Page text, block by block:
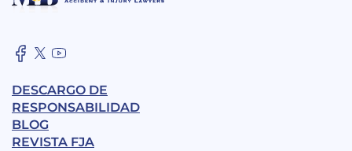
DESCARGO DE
RESPONSABILIDAD
BLOG
REVISTA FJA